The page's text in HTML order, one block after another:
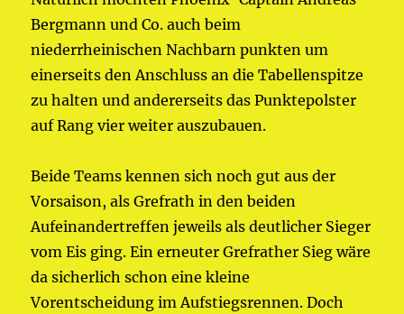
Bergmann und Co. auch beim
niederrheinischen Nachbarn punkten um
einerseits den Anschluss an die Tabellenspitze
zu halten und andererseits das Punktepolster
auf Rang vier weiter auszubauen.
Beide Teams kennen sich noch gut aus der
Vorsaison, als Grefrath in den beiden
Aufeinandertreffen jeweils als deutlicher Sieger
vom Eis ging. Ein erneuter Grefrather Sieg wäre
da sicherlich schon eine kleine
Vorentscheidung im Aufstiegsrennen. Doch